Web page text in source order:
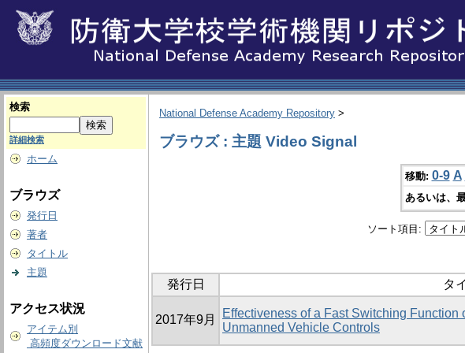
検索
詳細検索
ホーム
ブラウズ
発行日
著者
タイトル
主題
アクセス状況
アイテム別
高頻度ダウンロード文献
National Defense Academy Repository >
ブラウズ : 主題 Video Signal
移動: 0-9 A
あるいは、
ソート項目:
発行日 タ
2017年9月
Effectiveness of a Fast Switching
Unmanned Vehicle Controls